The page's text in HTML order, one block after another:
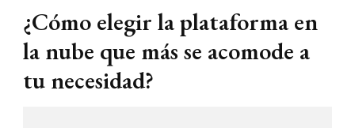
¿Cómo elegir la plataforma en
la nube que más se acomode a
tu necesidad?